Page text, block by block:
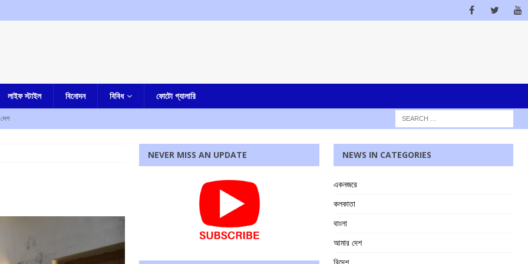
লাইফ স্টাইল বিনোদন বিবিধ ফোটো গ্যালারি
দোষী সাব্যস্ত
হীরে সহ ধৃত এক
আহবান মুখ্যমন্ত্রীর
আমার বাংলা
NEVER MISS AN UPDATE NEWS IN CATEGORIES
একনজরে
কলকাতা
বাংলা
আমার দেশ